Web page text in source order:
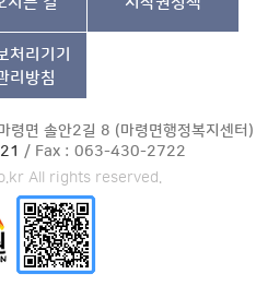
처리기기
리방침
면 솔안2길 8 (마령면행정복지센터)
/ Fax : 063-430-2722
All rights reserved.